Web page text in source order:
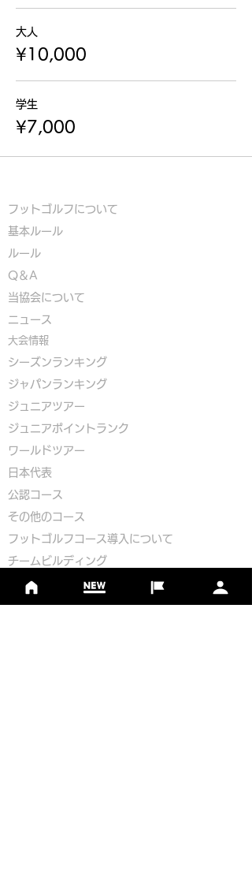
大人
¥10,000
学生
¥7,000
フットゴルフについて
基本ルール
ルール
Q＆A
​当協会について
​ニュース
大会情報
シーズンランキング
ジャパンランキング
ジュニアツアー
ジュニアポイントランク
​ワールドツアー
​​日本代表
公認コース
​その他のコース
​ フットゴルフコース導入について
​チームビルディング
選手登録​
​後援申請